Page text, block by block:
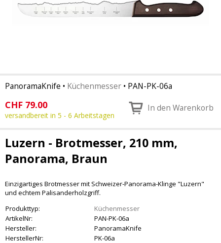
PanoramaKnife • Küchenmesser • PAN-PK-06a
CHF 79.00
versandbereit in 5 - 6 Arbeitstagen
In den Warenkorb
Luzern - Brotmesser, 210 mm,
Panorama, Braun
Einzigartiges Brotmesser mit Schweizer-Panorama-Klinge "Luzern"
und echtem Palisanderholzgriff.
Produkttyp:
Küchenmesser
ArtikelNr:
PAN-PK-06a
Hersteller:
PanoramaKnife
HerstellerNr:
PK-06a